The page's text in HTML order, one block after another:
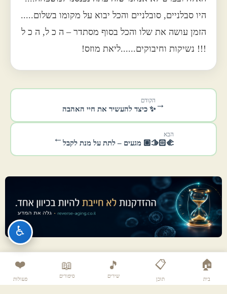
היו סבלניים, סובלניים והכל יבוא על מקומו בשלום.....
הזמן עושה את שלו והכל בסוף מסתדר – ה כ ל, ה כ ל
!!! נשיקות וחיבוקים......ליאת מוזס!
→ הקודם
✨ כיצד להעשיר את חיי האהבה
הבא
🫱🏻‍🫲🏼 מגעים – לתת על מנת לקבל ←
🏠
בית
📋
תוכן
🎵
שירים
📖
סיפורים
❤️
פעולות
♿